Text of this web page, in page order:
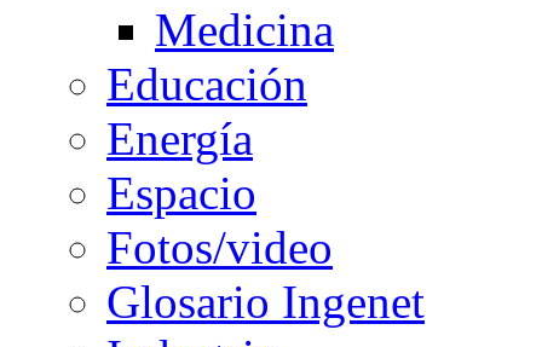
Medicina
Educación
Energía
Espacio
Fotos/video
Glosario Ingenet